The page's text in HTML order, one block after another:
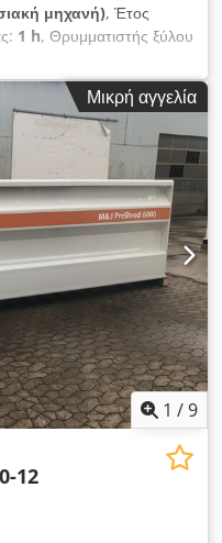
μηχανή), Έτος
1 h, Θρυμματιστής ξύλου
400V 50Hz • Άνοιγμα
διαστάσεις Μ 2400 x Π
περ. 400 x 400mm •
πίνακας, κύριος
ΔΙΑΚΟΠΤΗΣ ΕΚΤΑΚΤΗΣ
μηχανήματος με
kg • Περιλαμβάνεται
3002 και RAL 7022
«Κατασκευάζεται στην
Μικρή αγγελία
1 /9
12